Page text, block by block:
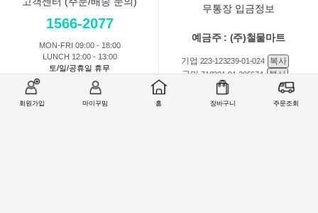
회원가입 마이꾸밈 홈 장바구니 주문조회
1566-2077
MON-FRI 09:00 - 18:00
LUNCH 12:00 - 13:00
토/일/공휴일 휴무
무통장 입금정보
예금주 : (주)철물마트
기업 223-123239-01-024
복사
국민718201-01-205674
복사
301-0168-3882-11 복사